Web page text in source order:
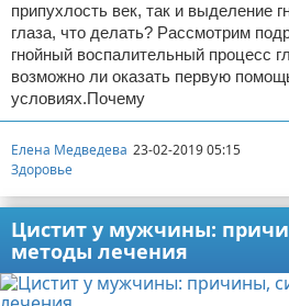
припухлость век, так и выделение
глаза, что делать? Рассмотрим
гнойный воспалительный процесс
возможно ли оказать первую
условиях.Почему
Елена Медведева 23-02-2019 05:15
Здоровье
Цистит у мужчины:
методы лечения